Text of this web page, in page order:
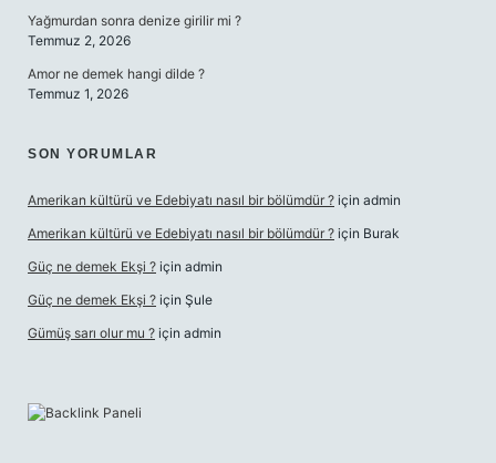
Yağmurdan sonra denize girilir mi ?
Temmuz 2, 2026
Amor ne demek hangi dilde ?
Temmuz 1, 2026
SON YORUMLAR
Amerikan kültürü ve Edebiyatı nasıl bir bölümdür ? için admin
Amerikan kültürü ve Edebiyatı nasıl bir bölümdür ? için Burak
Güç ne demek Ekşi ? için admin
Güç ne demek Ekşi ? için Şule
Gümüş sarı olur mu ? için admin